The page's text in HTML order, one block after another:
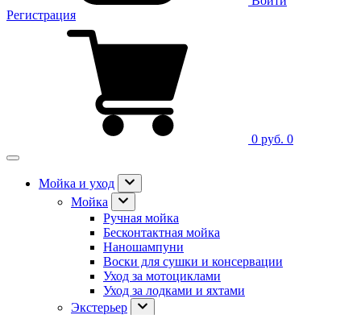
Регистрация
0 руб. 0
Мойка и уход
Мойка
Ручная мойка
Бесконтактная мойка
Наношампуни
Воски для сушки и консервации
Уход за мотоциклами
Уход за лодками и яхтами
Экстерьер